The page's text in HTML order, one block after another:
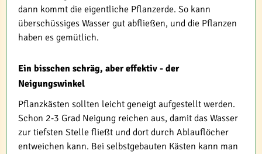
dann kommt die eigentliche Pflanzerde. So kann
überschüssiges Wasser gut abfließen, und die Pflanzen
haben es gemütlich.
Ein bisschen schräg, aber effektiv - der
Neigungswinkel
Pflanzkästen sollten leicht geneigt aufgestellt werden.
Schon 2-3 Grad Neigung reichen aus, damit das Wasser
zur tiefsten Stelle fließt und dort durch Ablauflöcher
entweichen kann. Bei selbstgebauten Kästen kann man